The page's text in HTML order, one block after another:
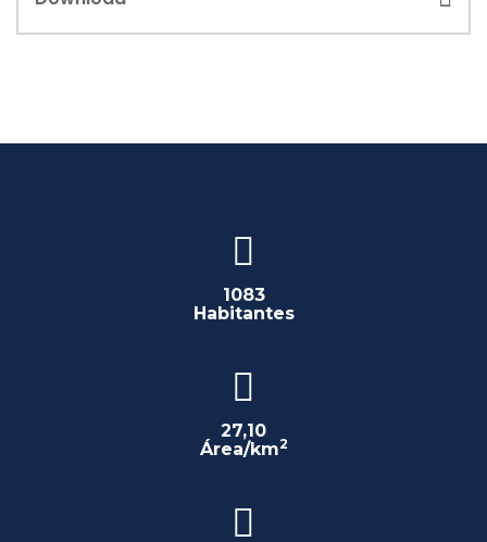
1083
Habitantes
27,10
Área/km2